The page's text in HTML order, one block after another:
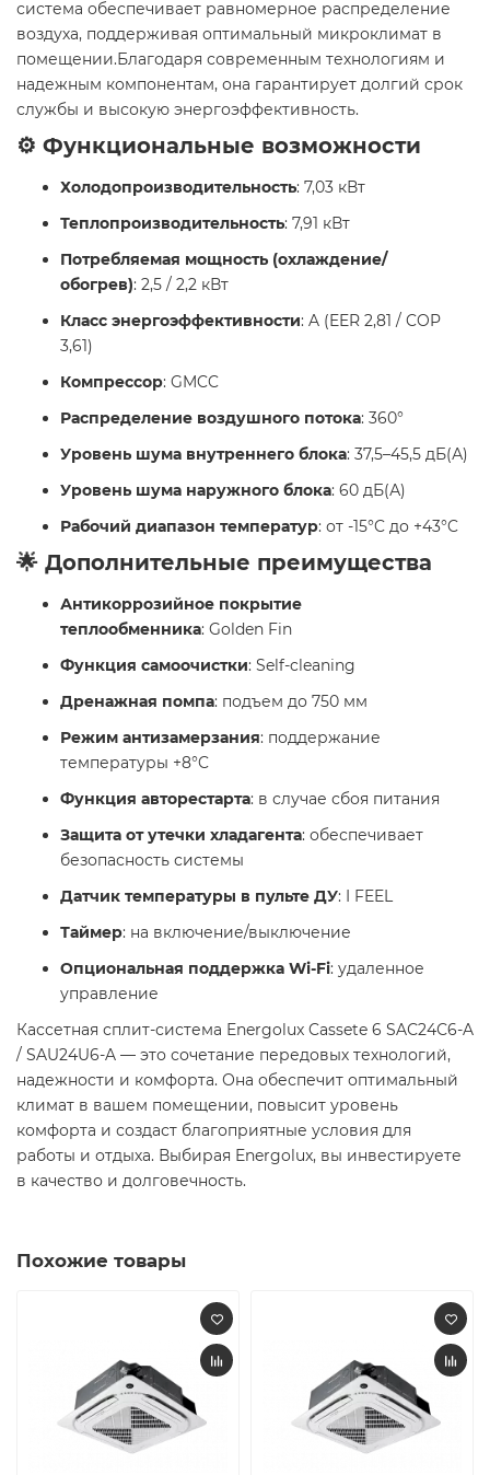
система обеспечивает равномерное распределение
воздуха, поддерживая оптимальный микроклимат в
помещении.Благодаря современным технологиям и
надежным компонентам, она гарантирует долгий срок
службы и высокую энергоэффективность.
⚙️ Функциональные возможности
Холодопроизводительность: 7,03 кВт
Теплопроизводительность: 7,91 кВт
Потребляемая мощность (охлаждение/
обогрев): 2,5 / 2,2 кВт
Класс энергоэффективности: A (EER 2,81 / COP
3,61)
Компрессор: GMCC
Распределение воздушного потока: 360°
Уровень шума внутреннего блока: 37,5–45,5 дБ(А)
Уровень шума наружного блока: 60 дБ(А)
Рабочий диапазон температур: от -15°C до +43°C
🌟 Дополнительные преимущества
Антикоррозийное покрытие
теплообменника: Golden Fin
Функция самоочистки: Self-cleaning
Дренажная помпа: подъем до 750 мм
Режим антизамерзания: поддержание
температуры +8°C
Функция авторестарта: в случае сбоя питания
Защита от утечки хладагента: обеспечивает
безопасность системы
Датчик температуры в пульте ДУ: I FEEL
Таймер: на включение/выключение
Опциональная поддержка Wi-Fi: удаленное
управление
Кассетная сплит-система Energolux Cassete 6 SAС24С6-A
/ SAU24U6-A — это сочетание передовых технологий,
надежности и комфорта. Она обеспечит оптимальный
климат в вашем помещении, повысит уровень
комфорта и создаст благоприятные условия для
работы и отдыха. Выбирая Energolux, вы инвестируете
в качество и долговечность.
Похожие товары